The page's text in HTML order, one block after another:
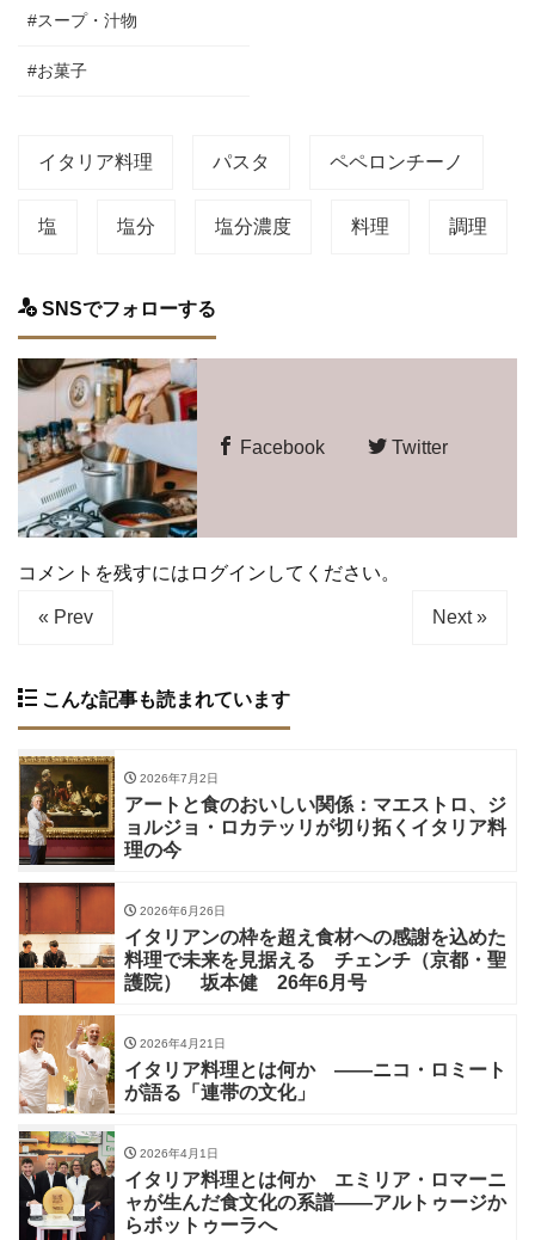
#スープ・汁物
#お菓子
イタリア料理 パスタ ペペロンチーノ
塩 塩分 塩分濃度 料理 調理
SNSでフォローする
Facebook Twitter
コメントを残すにはログインしてください。
« Prev Next »
こんな記事も読まれています
2026年7月2日
アートと食のおいしい関係：マエストロ、ジ
ョルジョ・ロカテッリが切り拓くイタリア料
理の今
2026年6月26日
イタリアンの枠を超え食材への感謝を込めた
料理で未来を見据える チェンチ（京都・聖
護院） 坂本健 26年6月号
2026年4月21日
イタリア料理とは何か ——ニコ・ロミート
が語る「連帯の文化」
2026年4月1日
イタリア料理とは何か エミリア・ロマーニ
ャが生んだ食文化の系譜——アルトゥージか
らボットゥーラへ